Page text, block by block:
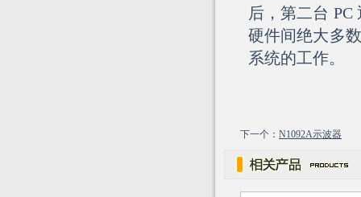
后，第二台 PC
硬件间绝大多
系统的工作。
下一个： N1092A示波器